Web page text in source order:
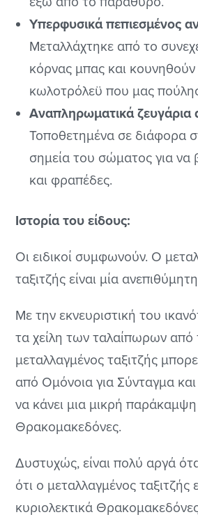
Υπερφυσικά πεπιεσμένος
Μεταλλάχτηκε από το
κόρνας μπας και
κωλοτρόλεϋ που μας
Αναπληρωματικά ζευγάρια
Τοποθετημένα σε διάφορα
σημεία του σώματος για να
και φραπέδες.
Ιστορία του είδους:
Οι ειδικοί συμφωνούν. Ο
ταξιτζής είναι μία
Με την εκνευριστική του
τα χείλη των ταλαίπωρων από
μεταλλαγμένος ταξιτζής
από Ομόνοια για Σύνταγμα
να κάνει μια μικρή παράκαμψη
Θρακομακεδόνες.
Δυστυχώς, είναι πολύ αργά
ότι ο μεταλλαγμένος ταξιτζής
κυριολεκτικά